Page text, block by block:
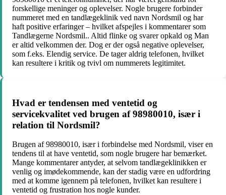
forskellige meninger og oplevelser. Nogle brugere forbinder
nummeret med en tandlægeklinik ved navn Nordsmil og har
haft positive erfaringer – hvilket afspejles i kommentarer som
Tandlægerne Nordsmil.. Altid flinke og svarer opkald og Man
er altid velkommen der. Dog er der også negative oplevelser,
som f.eks. Elendig service. De tager aldrig telefonen, hvilket
kan resultere i kritik og tvivl om nummerets legitimitet.
Hvad er tendensen med ventetid og
servicekvalitet ved brugen af ​​98980010, især i
relation til Nordsmil?
Brugen af ​​98980010, især i forbindelse med Nordsmil, viser en
tendens til at have ventetid, som nogle brugere har bemærket.
Mange kommentarer antyder, at selvom tandlægeklinikken er
venlig og imødekommende, kan der stadig være en udfordring
med at komme igennem på telefonen, hvilket kan resultere i
ventetid og frustration hos nogle kunder.